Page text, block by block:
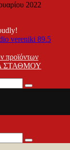
2022
vereniki 89.5
προϊόντων
ΣΤΑΘΜΟΥ
Search
Search